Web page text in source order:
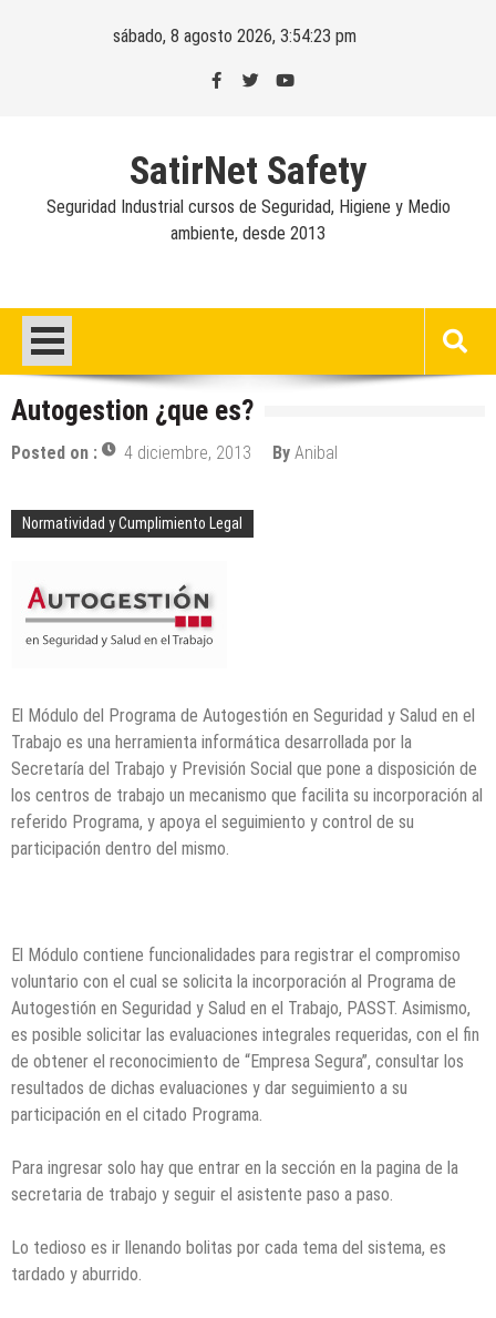
sábado, 8 agosto 2026, 3:54:23 pm
SatirNet Safety
Seguridad Industrial cursos de Seguridad, Higiene y Medio
ambiente, desde 2013
Autogestion ¿que es?
Posted on : 4 diciembre, 2013 By Anibal
Normatividad y Cumplimiento Legal
El Módulo del Programa de Autogestión en Seguridad y Salud en el
Trabajo es una herramienta informática desarrollada por la
Secretaría del Trabajo y Previsión Social que pone a disposición de
los centros de trabajo un mecanismo que facilita su incorporación al
referido Programa, y apoya el seguimiento y control de su
participación dentro del mismo.
El Módulo contiene funcionalidades para registrar el compromiso
voluntario con el cual se solicita la incorporación al Programa de
Autogestión en Seguridad y Salud en el Trabajo, PASST. Asimismo,
es posible solicitar las evaluaciones integrales requeridas, con el fin
de obtener el reconocimiento de “Empresa Segura”, consultar los
resultados de dichas evaluaciones y dar seguimiento a su
participación en el citado Programa.
Para ingresar solo hay que entrar en la sección en la pagina de la
secretaria de trabajo y seguir el asistente paso a paso.
Lo tedioso es ir llenando bolitas por cada tema del sistema, es
tardado y aburrido.